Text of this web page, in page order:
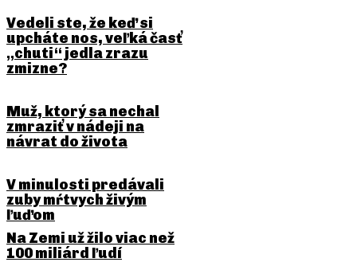
Vedeli ste, že keď si
upcháte nos, veľká časť
„chuti“ jedla zrazu
zmizne?
Muž, ktorý sa nechal
zmraziť v nádeji na
návrat do života
V minulosti predávali
zuby mŕtvych živým
ľuďom
Na Zemi už žilo viac než
100 miliárd ľudí